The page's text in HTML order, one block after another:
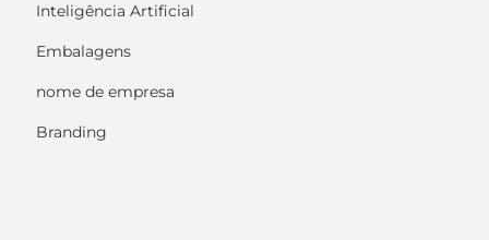
Inteligência Artificial
Embalagens
nome de empresa
Branding